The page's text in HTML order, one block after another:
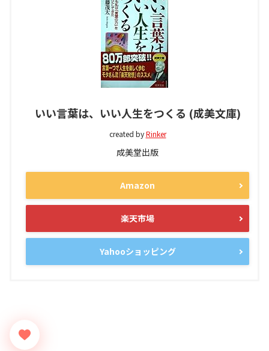
いい言葉は、いい人生をつくる (成美文庫)
created byRinker
成美堂出版
Amazon
楽天市場
Yahooショッピング